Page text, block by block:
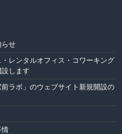
らせ
レンタルオフィス・コワーキング
します
ラボ」のウェブサイト新規開設の
情